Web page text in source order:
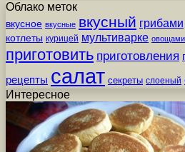
Облако меток
вкусное вкусные вкусный грибами
котлеты курицей мультиварке овощами
приготовить приготовления
рецепты салат секреты слоеный
Интересное